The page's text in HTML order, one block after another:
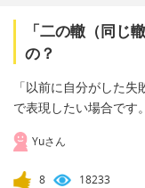
「二の轍（同じ
の？
「以前に自分がした
で表現したい場合です。
Yuさん
8 18233